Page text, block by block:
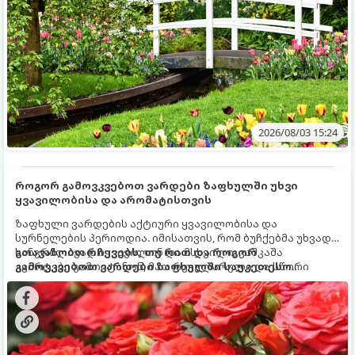
2026/08/03 15:24
როგორ გამოვკვებოთ ვარდები ზაფხულში უხვი
ყვავილობისა და არომატისთვის
ზაფხული ვარდების აქტიური ყვავილობისა და
სურნელების პერიოდია. იმისათვის, რომ ბუჩქებმა უხვად,
ხანგრძლივად იყვავილონ და მსხვილი, კაშკაშა
კვირტები გამოიტანონ, მათ რეგულარული და სწორი
გამოკვება სჭირდებათ. ზაფხულის პერიოდში მცენარის
მოთხოვნილებები იცვლება, ამიტომ მნიშვნელოვანია
ვიცოდეთ, რომელი სასუქები გამოიყენება ამ დროს.
გთავაზობთ რჩევებს, თუ რით და როგორ
გამოვკვებოთ ვარდები ზაფხულში საუკეთესო
შედეგის მისაღწევად: